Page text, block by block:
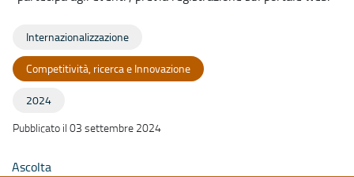
Internazionalizzazione
Competitività, ricerca e Innovazione
2024
Pubblicato il 03 settembre 2024
Ascolta